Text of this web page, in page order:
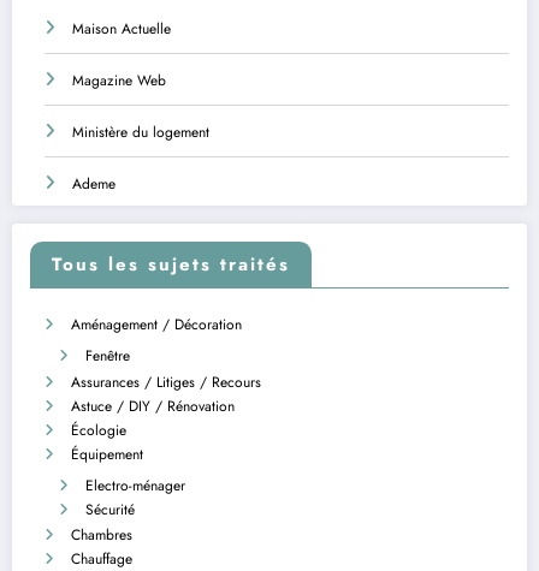
Maison Actuelle
Magazine Web
Ministère du logement
Ademe
Tous les sujets traités
Aménagement / Décoration
Fenêtre
Assurances / Litiges / Recours
Astuce / DIY / Rénovation
Écologie
Équipement
Electro-ménager
Sécurité
Chambres
Chauffage